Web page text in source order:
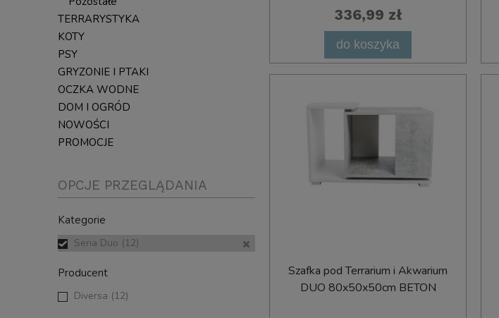
TERRARYSTYKA
KOTY
PSY
GRYZONIE I PTAKI
OCZKA WODNE
DOM I OGRÓD
NOWOŚCI
PROMOCJE
OPCJE PRZEGLĄDANIA
Kategorie
Seria Duo (12)
Producent
Diversa (12)
336,99 zł
do koszyka
Szafka pod Terrarium i Akwarium
DUO 80x50x50cm BETON